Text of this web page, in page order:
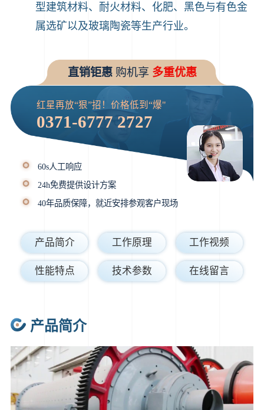
型建筑材料、耐火材料、化肥、黑色与有色金
属选矿以及玻璃陶瓷等生产行业。
直销钜惠购机享 多重优惠
红星再放“狠”招！价格低到“爆"
0371-6777 2727
60s人工响应
24h免费提供设计方案
40年品质保障，就近安排参观客户现场
产品简介 工作原理 工作视频
性能特点 技术参数 在线留言
产品简介